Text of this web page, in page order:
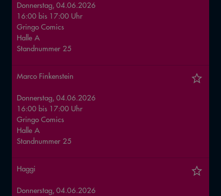
Donnerstag, 04.06.2026
16:00 bis 17:00 Uhr
Gringo Comics
Halle A
Standnummer 25
Marco Finkenstein
Donnerstag, 04.06.2026
16:00 bis 17:00 Uhr
Gringo Comics
Halle A
Standnummer 25
Haggi
Donnerstag, 04.06.2026